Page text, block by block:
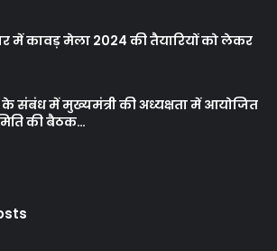
में कावड़ मेला 2024 की तैयारियों को लेकर
के संबंध में मुख्यमंत्री की अध्यक्षता में आयोजित
की बैठक…